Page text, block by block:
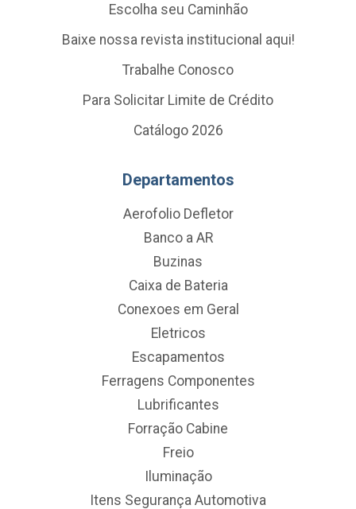
Escolha seu Caminhão
Baixe nossa revista institucional aqui!
Trabalhe Conosco
Para Solicitar Limite de Crédito
Catálogo 2026
Departamentos
Aerofolio Defletor
Banco a AR
Buzinas
Caixa de Bateria
Conexoes em Geral
Eletricos
Escapamentos
Ferragens Componentes
Lubrificantes
Forração Cabine
Freio
Iluminação
Itens Segurança Automotiva